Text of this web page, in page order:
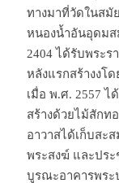
ทางมาที่วัดในสมั
หนองน้ำอันอุดมส
2404 ได้รับพระร
หลังแรกสร้างงโ
เมื่อ พ.ศ. 2557 ไ
สร้างด้วยไม้สักท
อาวาสได้เก็บสะ
พระสงฆ์ และปร
บูรณะอาคารพระ